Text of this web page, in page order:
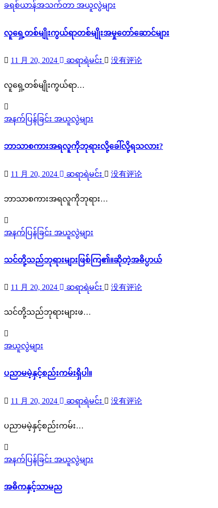
ခရစ်ယာန်အသက်တာ အယူလွဲများ
လူရှေ့တစ်မျိုးကွယ်ရာတစ်မျိုးအမှုတော်ဆောင်များ
11 月 20, 2024 ဆရာရဲမင်း 没有评论
လူရှေ့တစ်မျိုးကွယ်ရာ…
အနက်ပြန်ခြင်း အယူလွဲများ
ဘာသာစကားအရလူကိုဘုရားလို့ခေါ်လို့ရသလား?
11 月 20, 2024 ဆရာရဲမင်း 没有评论
ဘာသာစကားအရလူကိုဘုရား…
အနက်ပြန်ခြင်း အယူလွဲများ
သင်တို့သည်ဘုရားများဖြစ်ကြ၏။ဆိုတဲ့အဓိပ္ပာယ်
11 月 20, 2024 ဆရာရဲမင်း 没有评论
သင်တို့သည်ဘုရားများဖ…
အယူလွဲများ
ပညာမမဲ့နှင့်စည်းကမ်းရှိပါ။
11 月 20, 2024 ဆရာရဲမင်း 没有评论
ပညာမမဲ့နှင့်စည်းကမ်း…
အနက်ပြန်ခြင်း အယူလွဲများ
အဓိကနှင့်သာမည